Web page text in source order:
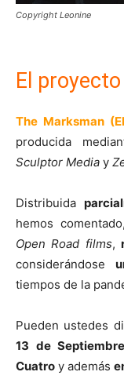
Copyright Leonine
El proyecto
The Marksman
producida
Sculptor Media y
Distribuida
hemos
Open Road films,
considerándose
tiempos de la
Pueden ustedes
13 de
Cuatro y además